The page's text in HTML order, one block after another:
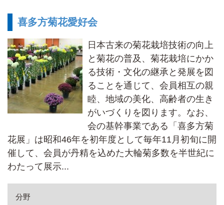
喜多方菊花愛好会
日本古来の菊花栽培技術の向上
と菊花の普及、菊花栽培にかか
る技術・文化の継承と発展を図
ることを通じて、会員相互の親
睦、地域の美化、高齢者の生き
がいづくりを図ります。なお、
会の基幹事業である「喜多方菊
花展」は昭和46年を初年度として毎年11月初旬に開
催して、会員が丹精を込めた大輪菊多数を半世紀に
わたって展示...
分野